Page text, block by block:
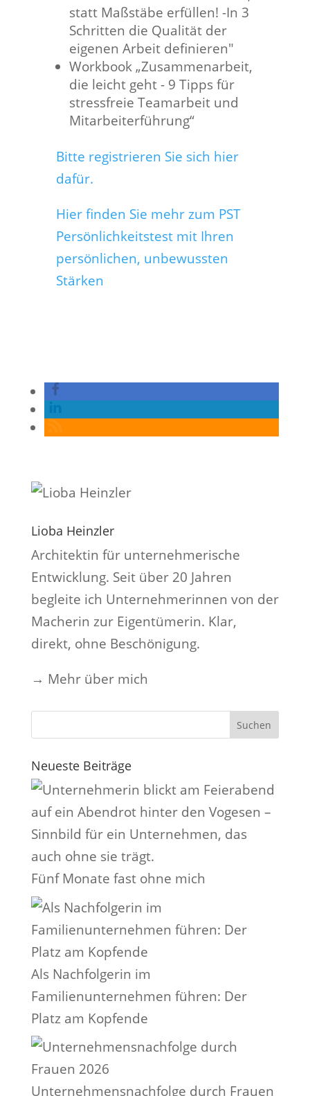
statt Maßstäbe erfüllen! -In 3
Schritten die Qualität der
eigenen Arbeit definieren"
Workbook „Zusammenarbeit,
die leicht geht - 9 Tipps für
stressfreie Teamarbeit und
Mitarbeiterführung“
Bitte registrieren Sie sich hier
dafür.
Hier finden Sie mehr zum PST
Persönlichkeitstest mit Ihren
persönlichen, unbewussten
Stärken
Lioba Heinzler
Architektin für unternehmerische
Entwicklung. Seit über 20 Jahren
begleite ich Unternehmerinnen von der
Macherin zur Eigentümerin. Klar,
direkt, ohne Beschönigung.
→ Mehr über mich
Neueste Beiträge
Fünf Monate fast ohne mich
Als Nachfolgerin im
Familienunternehmen führen: Der
Platz am Kopfende
Unternehmensnachfolge durch Frauen